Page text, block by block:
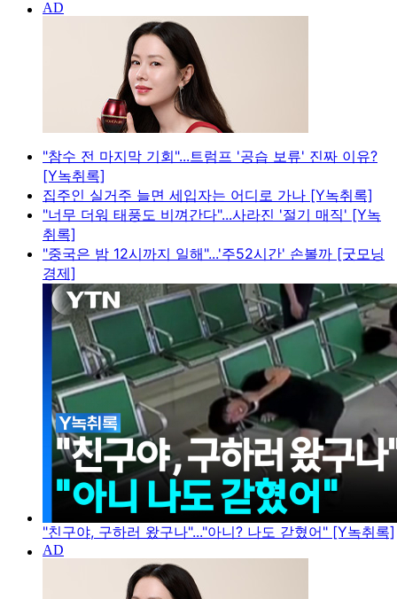
"참수 전 마지막 기회"...트럼프 '공습 보류' 진짜 이유?
[Y녹취록]
집주인 실거주 늘면 세입자는 어디로 가나 [Y녹취록]
"너무 더워 태풍도 비껴간다"...사라진 '절기 매직' [Y녹
취록]
"중국은 밤 12시까지 일해"...'주52시간' 손볼까 [굿모닝
경제]
"친구야, 구하러 왔구나"..."아니? 나도 갇혔어" [Y녹취록]